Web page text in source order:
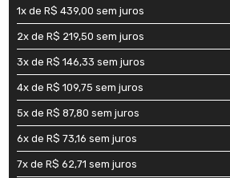
1x de R$ 439,00 sem juros
2x de R$ 219,50 sem juros
3x de R$ 146,33 sem juros
4x de R$ 109,75 sem juros
5x de R$ 87,80 sem juros
6x de R$ 73,16 sem juros
7x de R$ 62,71 sem juros